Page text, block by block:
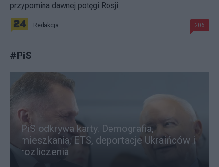
przypomina dawnej potęgi Rosji
Redakcja 206
#PiS
PiS odkrywa karty. Demografia,
mieszkania, ETS, deportacje Ukraińców i
rozliczenia